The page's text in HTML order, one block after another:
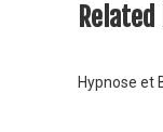
Hypnose et